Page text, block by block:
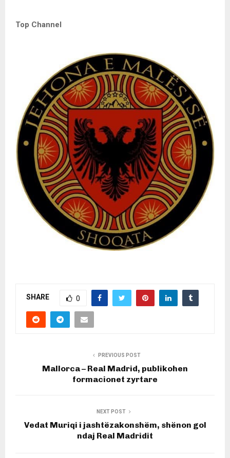
Top Channel
SHARE 0
PREVIOUS POST
Mallorca – Real Madrid, publikohen
formacionet zyrtare
NEXT POST
Vedat Muriqi i jashtëzakonshëm, shënon gol
ndaj Real Madridit